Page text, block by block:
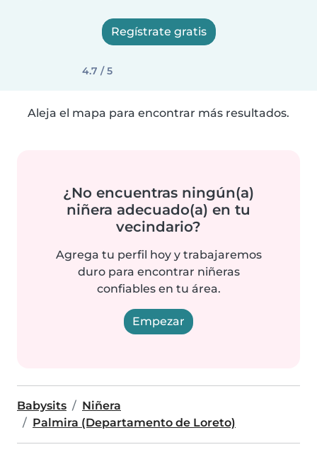
Regístrate gratis
4.7 / 5
Aleja el mapa para encontrar más resultados.
¿No encuentras ningún(a)
niñera adecuado(a) en tu
vecindario?
Agrega tu perfil hoy y trabajaremos
duro para encontrar niñeras
confiables en tu área.
Empezar
Babysits
Niñera
Palmira (Departamento de Loreto)